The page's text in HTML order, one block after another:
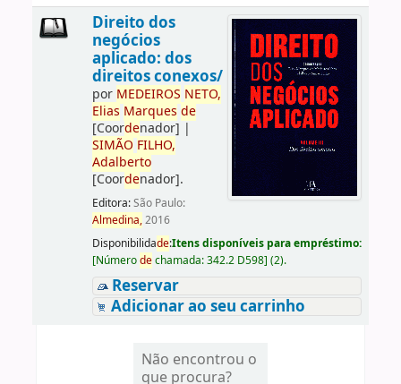
Direito dos
negócios
aplicado: dos
direitos conexos/
por MEDEIROS NETO,
Elias Marques de
[Coordenador] |
SIMÃO FILHO,
Adalberto
[Coordenador].
Editora:São Paulo:
Almedina,2016
Disponibilidade:Itens disponíveis para empréstimo:
[Númerodechamada:342.2 D598] (2).
Reservar
Adicionar ao seu carrinho
Não encontrou o
que procura?